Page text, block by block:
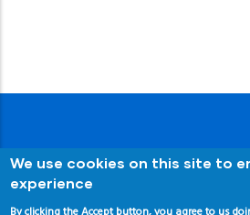
We use cookies on this site to
experience